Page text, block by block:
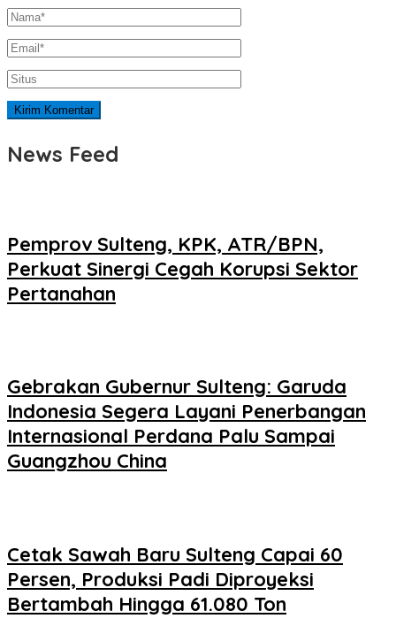
News Feed
Pemprov Sulteng, KPK, ATR/BPN,
Perkuat Sinergi Cegah Korupsi Sektor
Pertanahan
Gebrakan Gubernur Sulteng: Garuda
Indonesia Segera Layani Penerbangan
Internasional Perdana Palu Sampai
Guangzhou China
Cetak Sawah Baru Sulteng Capai 60
Persen, Produksi Padi Diproyeksi
Bertambah Hingga 61.080 Ton